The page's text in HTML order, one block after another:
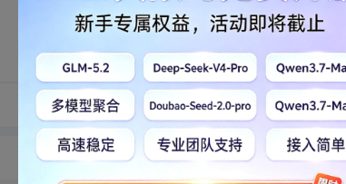
转发到动态 举报